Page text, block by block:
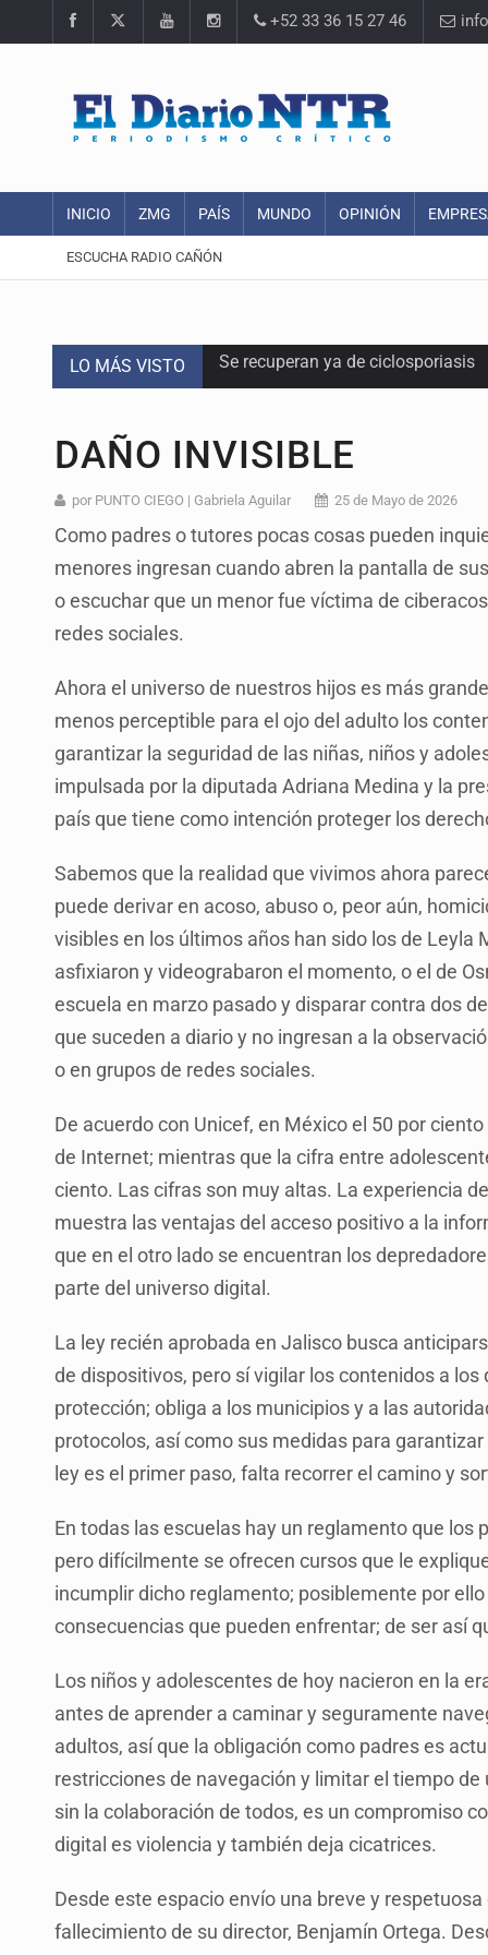
+52 33 36 15 27 46
INICIO ZMG PAÍS MUNDO OPINIÓN
ESCUCHA RADIO CAÑÓN
LO MÁS VISTO SCJN ordena al Congreso de
Al archivo la mitad de quejas
Ya hay solicitud de audiencia de
Vecinos acusan retiro de árboles;
Buscan mantener tradiciones
Quinto Patio
Se recuperan ya de ciclosporiasis
DAÑO INVISIBLE
por PUNTO CIEGO | Gabriela Aguilar 25 de Mayo de 2026
Como padres o tutores pocas cosas pueden
menores ingresan cuando abren la pantalla de
o escuchar que un menor fue víctima de
redes sociales.
Ahora el universo de nuestros hijos es más
menos perceptible para el ojo del adulto los
garantizar la seguridad de las niñas, niños y
impulsada por la diputada Adriana Medina y la
país que tiene como intención proteger los
Sabemos que la realidad que vivimos ahora
puede derivar en acoso, abuso o, peor aún,
visibles en los últimos años han sido los de Leyla
asfixiaron y videograbaron el momento, o el de
escuela en marzo pasado y disparar contra dos
que suceden a diario y no ingresan a la
o en grupos de redes sociales.
De acuerdo con Unicef, en México el 50 por
de Internet; mientras que la cifra entre
ciento. Las cifras son muy altas. La experiencia
muestra las ventajas del acceso positivo a la
que en el otro lado se encuentran los
parte del universo digital.
La ley recién aprobada en Jalisco busca
de dispositivos, pero sí vigilar los contenidos a
protección; obliga a los municipios y a las
protocolos, así como sus medidas para
ley es el primer paso, falta recorrer el camino y
En todas las escuelas hay un reglamento que
pero difícilmente se ofrecen cursos que le
incumplir dicho reglamento; posiblemente por
consecuencias que pueden enfrentar; de ser así
Los niños y adolescentes de hoy nacieron en la
antes de aprender a caminar y seguramente
adultos, así que la obligación como padres es
restricciones de navegación y limitar el tiempo
sin la colaboración de todos, es un compromiso
digital es violencia y también deja cicatrices.
Desde este espacio envío una breve y respetuosa
fallecimiento de su director, Benjamín Ortega.